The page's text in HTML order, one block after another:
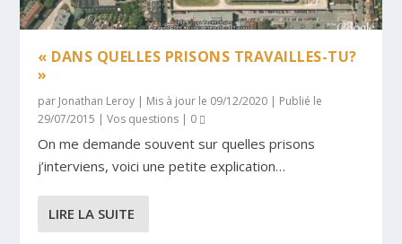
« DANS QUELLES PRISONS TRAVAILLES-TU?
»
par Jonathan Leroy | Mis à jour le 09/12/2020 | Publié le
29/07/2015 |Vos questions | 0
On me demande souvent sur quelles prisons
j’interviens, voici une petite explication…
LIRE LA SUITE